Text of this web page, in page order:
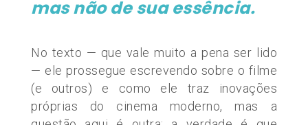
mas não de sua essência.
No texto — que vale muito a pena ser lido
— ele prossegue escrevendo sobre o filme
(e outros) e como ele traz inovações
próprias do cinema moderno, mas a